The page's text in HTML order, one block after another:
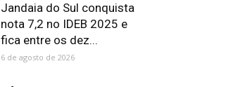
Jandaia do Sul conquista
nota 7,2 no IDEB 2025 e
fica entre os dez...
6 de agosto de 2026